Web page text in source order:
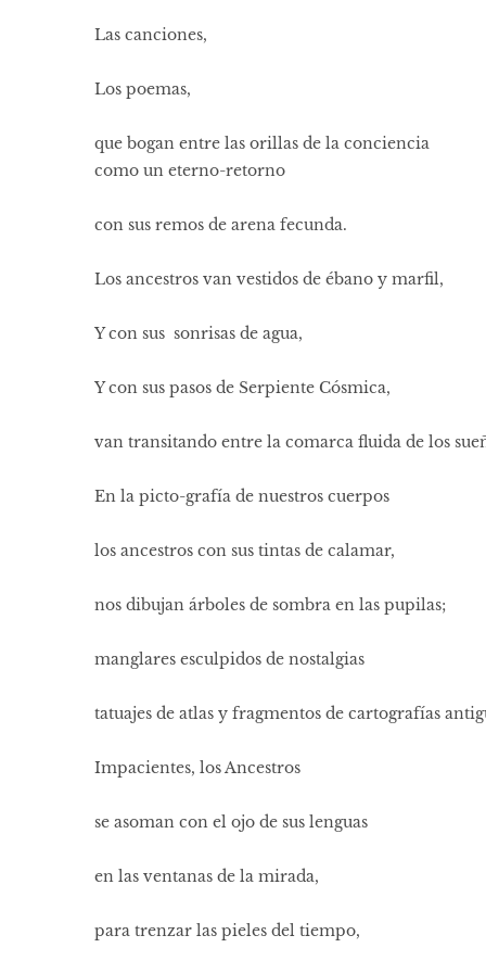
Las canciones,
Los poemas,
que bogan entre las orillas de la conciencia
como un eterno-retorno
con sus remos de arena fecunda.
Los ancestros van vestidos de ébano y marfil,
Y con sus sonrisas de agua,
Y con sus pasos de Serpiente Cósmica,
van transitando entre la comarca fluida de los
En la picto-grafía de nuestros cuerpos
los ancestros con sus tintas de calamar,
nos dibujan árboles de sombra en las pupilas;
manglares esculpidos de nostalgias
tatuajes de atlas y fragmentos de cartografías
Impacientes, los Ancestros
se asoman con el ojo de sus lenguas
en las ventanas de la mirada,
para trenzar las pieles del tiempo,